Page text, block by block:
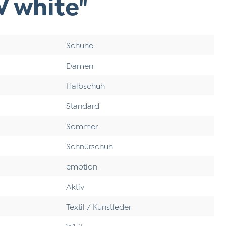
Schuhe
Damen
Halbschuh
Standard
Sommer
Schnürschuh
emotion
Aktiv
Textil / Kunstleder